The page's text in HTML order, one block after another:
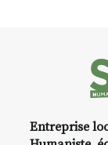
Entreprise